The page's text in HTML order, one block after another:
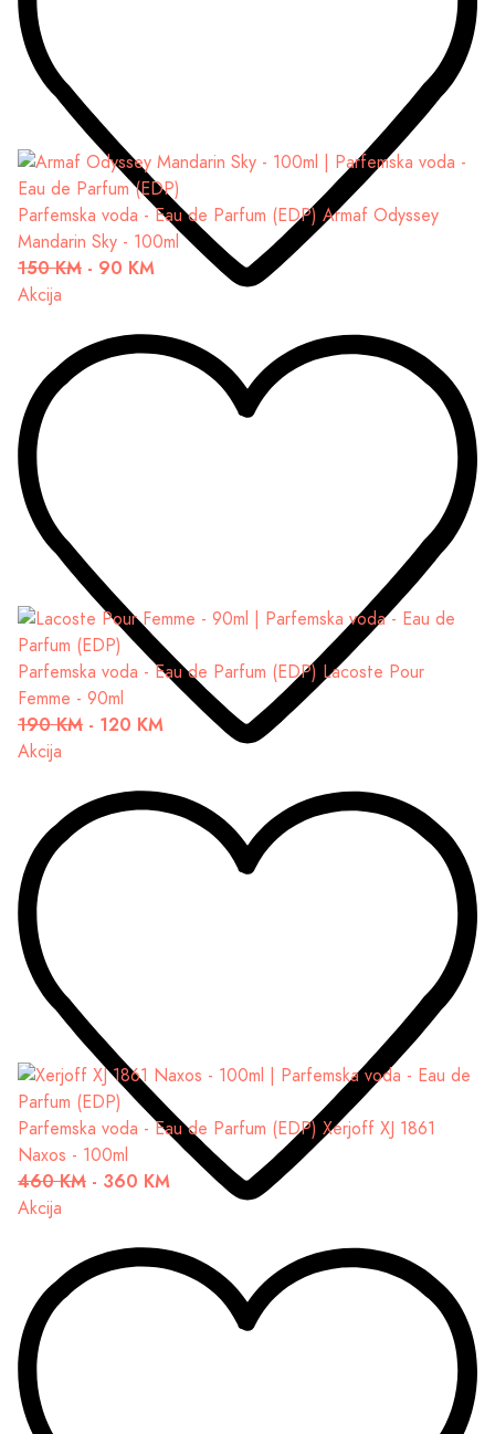
Parfemska voda - Eau de Parfum (EDP) Armaf Odyssey
Mandarin Sky - 100ml
150 KM - 90 KM
Akcija
Parfemska voda - Eau de Parfum (EDP) Lacoste Pour
Femme - 90ml
190 KM - 120 KM
Akcija
Parfemska voda - Eau de Parfum (EDP) Xerjoff XJ 1861
Naxos - 100ml
460 KM - 360 KM
Akcija